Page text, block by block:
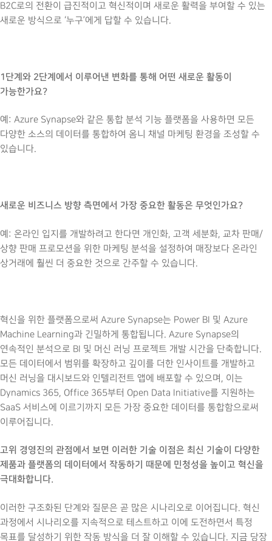
B2C로의 전환이 급진적이고 혁신적이며 새로운 활력을 부여할 수 있는
새로운 방식으로 ‘누구’에게 답할 수 있습니다.
1단계와 2단계에서 이루어낸 변화를 통해 어떤 새로운 활동이
가능한가요?
예: Azure Synapse와 같은 통합 분석 기능 플랫폼을 사용하면 모든
다양한 소스의 데이터를 통합하여 옴니 채널 마케팅 환경을 조성할 수
있습니다.
새로운 비즈니스 방향 측면에서 가장 중요한 활동은 무엇인가요?
예: 온라인 입지를 개발하려고 한다면 개인화, 고객 세분화, 교차 판매/
상향 판매 프로모션을 위한 마케팅 분석을 설정하여 매장보다 온라인
상거래에 훨씬 더 중요한 것으로 간주할 수 있습니다.
혁신을 위한 플랫폼으로써 Azure Synapse는 Power BI 및 Azure
Machine Learning과 긴밀하게 통합됩니다. Azure Synapse의
연속적인 분석으로 BI 및 머신 러닝 프로젝트 개발 시간을 단축합니다.
모든 데이터에서 범위를 확장하고 깊이를 더한 인사이트를 개발하고
머신 러닝을 대시보드와 인텔리전트 앱에 배포할 수 있으며, 이는
Dynamics 365, Office 365부터 Open Data Initiative를 지원하는
SaaS 서비스에 이르기까지 모든 가장 중요한 데이터를 통합함으로써
이루어집니다.
고위 경영진의 관점에서 보면 이러한 기술 이점은 최신 기술이 다양한
제품과 플랫폼의 데이터에서 작동하기 때문에 민청성을 높이고 혁신을
극대화합니다.
이러한 구조화된 단계와 질문은 곧 많은 시나리오로 이어집니다. 혁신
과정에서 시나리오를 지속적으로 테스트하고 이에 도전하면서 특정
목표를 달성하기 위한 작동 방식을 더 잘 이해할 수 있습니다. 지금 당장